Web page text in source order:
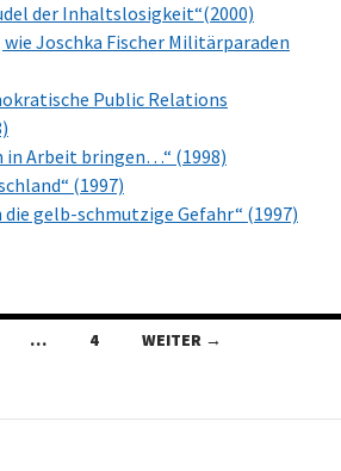
der Inhaltslosigkeit“(2000)
Joschka Fischer Militärparaden
Public Relations
in Arbeit bringen…“ (1998)
(1997)
die gelb-schmutzige Gefahr“ (1997)
… 4 WEITER →